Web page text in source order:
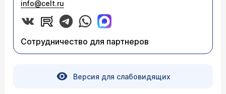
info@celt.ru
Сотрудничество для партнеров
Версия для слабовидящих